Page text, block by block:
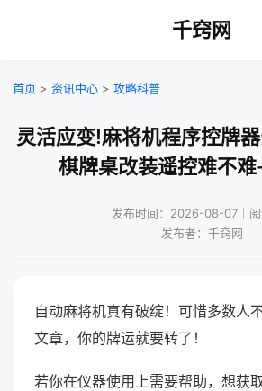
千窍网
首页 > 资讯中心 > 攻略科普
灵活应变!麻将机程序控牌
棋牌桌改装遥控难不
发布时间：2026-08-07｜
发布者：千窍网
自动麻将机真有破绽！可惜多数人
文章，你的牌运就要转了！
若你在仪器使用上需要帮助，想获